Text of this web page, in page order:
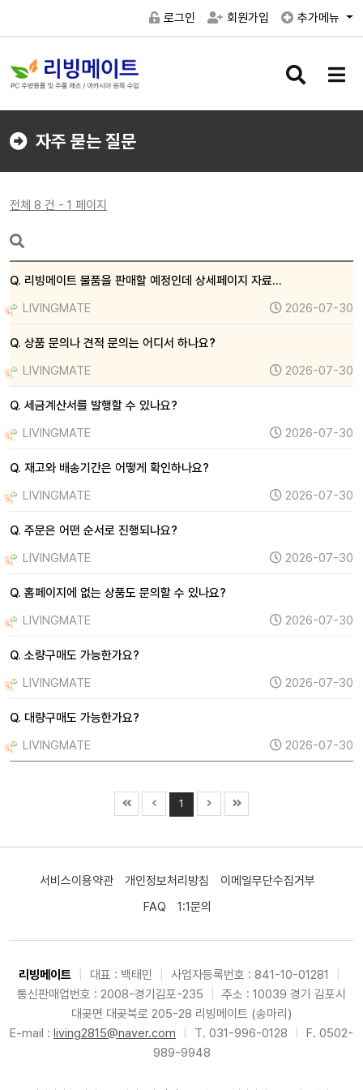
로그인 회원가입 추가메뉴
검
버
메
버
자주 묻는 질문
전체 8 건 - 1 페이지
Q. 리빙메이트 물품을 판매할 예정인데 상세페이지 자료…
LIVINGMATE
2026-07-30
Q. 상품 문의나 견적 문의는 어디서 하나요?
LIVINGMATE
2026-07-30
Q. 세금계산서를 발행할 수 있나요?
LIVINGMATE
2026-07-30
Q. 재고와 배송기간은 어떻게 확인하나요?
LIVINGMATE
2026-07-30
Q. 주문은 어떤 순서로 진행되나요?
LIVINGMATE
2026-07-30
Q. 홈페이지에 없는 상품도 문의할 수 있나요?
LIVINGMATE
2026-07-30
Q. 소량구매도 가능한가요?
LIVINGMATE
2026-07-30
Q. 대량구매도 가능한가요?
LIVINGMATE
2026-07-30
1
서비스이용약관 개인정보처리방침
이메일무단수집거부
FAQ
1:1문의
리빙메이트 대표 : 백태민 사업자등록번호 : 841-10-01281
통신판매업번호 : 2008-경기김포-235
주소 : 10039 경기 김포시
대곶면 대곶북로 205-28 리빙메이트 (송마리)
E-mail : living2815@naver.com T. 031-996-0128
F. 0502-
989-9948